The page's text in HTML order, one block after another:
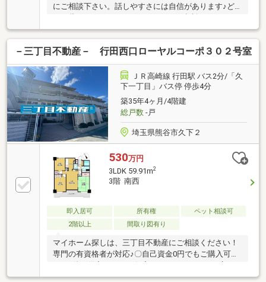
にご相談下さい。話しやすさには自信があります♪ど
お客様のご都合に合わせて柔軟にご対応いたします♪
－三丁目不動産－ 行田西口ローヤルコーポ３０２号室
ＪＲ高崎線 行田駅 バス2分/「久
下一丁目」バス停 停歩4分
築35年4ヶ月/4階建
総戸数-戸
埼玉県熊谷市久下２
530万円
3LDK 59.91m2
3階 南西
即入居可 所有権
ペット相談可
2階以上
間取り図有り
マイホーム探しは、三丁目不動産にご相談ください！
専門の有資格者が対応♪〇自己資金0円でもご購入可能
れた、お住み替え⇒是非一度ご相談下さい！お悩みや